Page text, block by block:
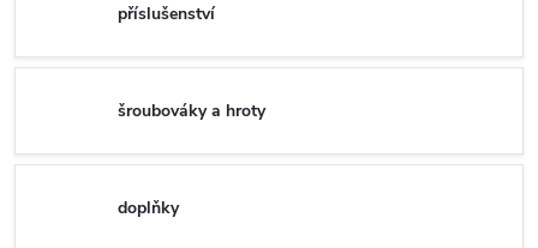
příslušenství
šroubováky a hroty
doplňky